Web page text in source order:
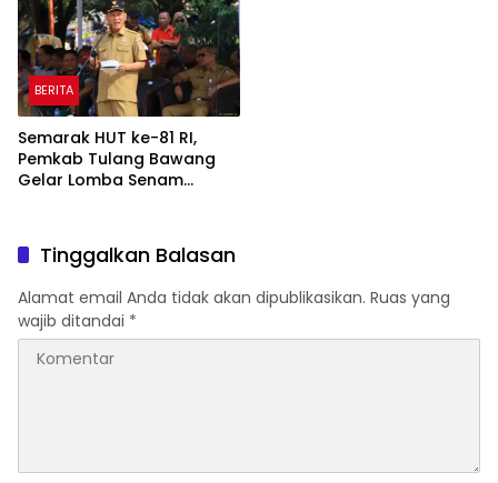
BERITA
Semarak HUT ke-81 RI,
Pemkab Tulang Bawang
Gelar Lomba Senam
Tinggalkan Balasan
Alamat email Anda tidak akan dipublikasikan. Ruas yang
wajib ditandai *